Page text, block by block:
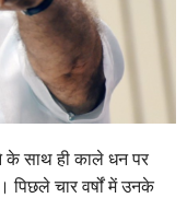
के साथ ही काले धन पर
पिछले चार वर्षों में उनके